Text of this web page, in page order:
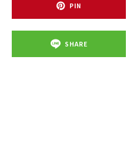
PIN
SHARE